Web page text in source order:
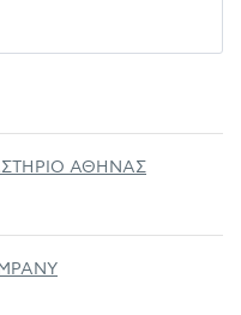
ΑΘΗΝΑΣ